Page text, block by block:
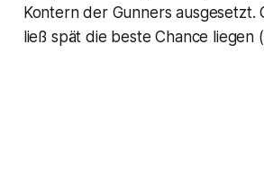
Kontern der Gunners ausgesetzt.
ließ spät die beste Chance liegen